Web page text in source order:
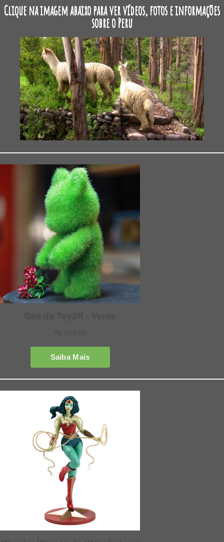
Clique na imagem abaixo para ver vídeos, fotos e informações
sobre o Peru